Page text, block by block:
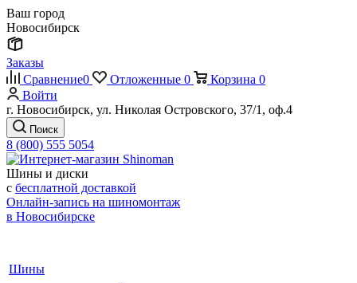
Ваш город
Новосибирск
Заказы
Сравнение0 Отложенные 0 Корзина 0
Войти
г. Новосибирск, ул. Николая Островского, 37/1, оф.4
Поиск
8 (800) 555 5054
Шины и диски
с бесплатной доставкой
Онлайн-запись на шиномонтаж
в Новосибирске
Шины